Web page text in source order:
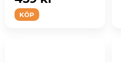
KÖP